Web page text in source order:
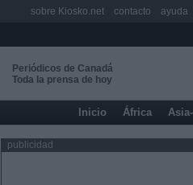
Periódicos de Canadá
Toda la prensa de hoy
Inicio África
publicidad
sobre Kiosko.net contacto ayuda